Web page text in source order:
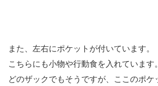
また、左右にポケットが付いています。
こちらにも小物や行動食を入れています。
どのザックでもそうですが、ここのポケ